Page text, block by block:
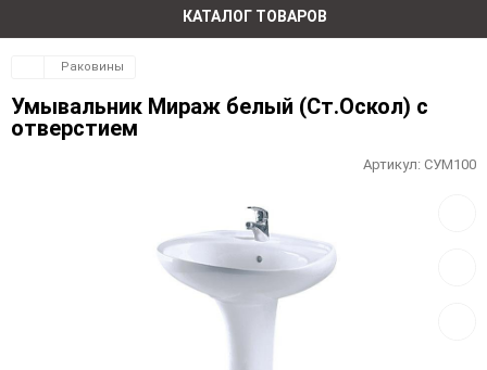
КАТАЛОГ ТОВАРОВ
Раковины
Умывальник Мираж белый (Ст.Оскол) с
отверстием
Артикул: СУМ100